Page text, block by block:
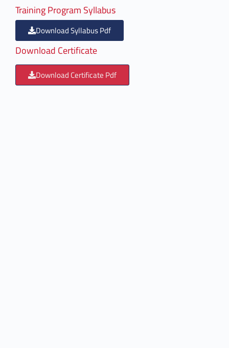
Training Program Syllabus
Download Syllabus Pdf
Download Certificate
Download Certificate Pdf